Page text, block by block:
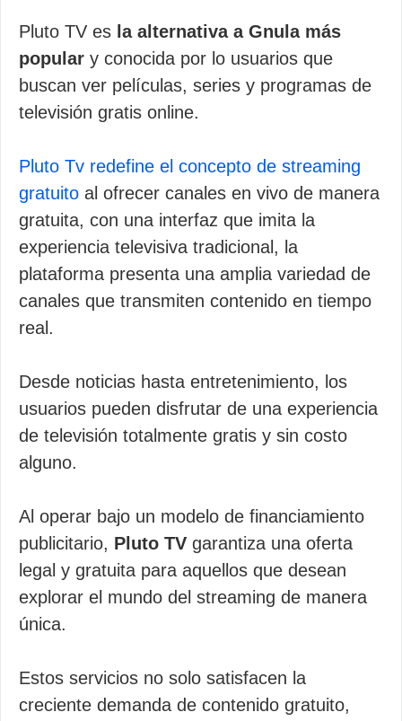
Pluto TV es la alternativa a Gnula más
popular y conocida por lo usuarios que
buscan ver películas, series y programas de
televisión gratis online.
Pluto Tv redefine el concepto de streaming
gratuito al ofrecer canales en vivo de manera
gratuita, con una interfaz que imita la
experiencia televisiva tradicional, la
plataforma presenta una amplia variedad de
canales que transmiten contenido en tiempo
real.
Desde noticias hasta entretenimiento, los
usuarios pueden disfrutar de una experiencia
de televisión totalmente gratis y sin costo
alguno.
Al operar bajo un modelo de financiamiento
publicitario, Pluto TV garantiza una oferta
legal y gratuita para aquellos que desean
explorar el mundo del streaming de manera
única.
Estos servicios no solo satisfacen la
creciente demanda de contenido gratuito,